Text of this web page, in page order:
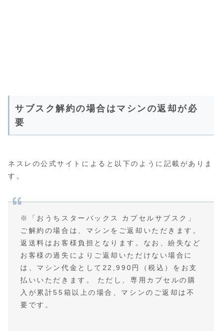
サブスク解約の場合はマシンの返却が必
要
ネスレの公式サイトによると以下のように記載がありま
す。
※「おうちスターバックス カプセルサブスク」
ご解約の場合は、マシンをご返却いただきます。
返送料はお客様負担となります。なお、紛失など
お客様の過失によりご返却いただけない場合に
は、マシン代金として22,990円（税込）をお支
払いいただきます。 ただし、専用カプセルの購
入が累計55箱以上の場合、マシンのご返却は不
要です。